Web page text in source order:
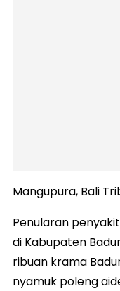
Mangupura, Bali
Penularan
di Kabupaten
ribuan krama
nyamuk poleng